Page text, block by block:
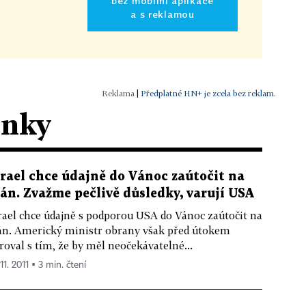
a s reklamou
| Předplatné HN+ je zcela bez reklam.
chce údajně do Vánoc zaútočit na
Zvažme pečlivě důsledky, varují USA
chce údajně s podporou USA do Vánoc zaútočit na
Americký ministr obrany však před útokem
s tím, že by měl neočekávatelné...
11. 2011 ▪ 3 min. čtení